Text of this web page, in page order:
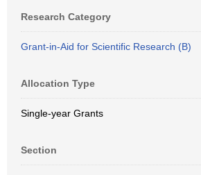
Research Category
Grant-in-Aid for Scientific Research (B)
Allocation Type
Single-year Grants
Section